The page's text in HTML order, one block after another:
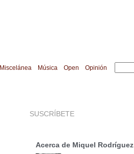
Miscelánea Música Open
Opinión
SUSCRÍBETE
Acerca de Miquel Rodríguez